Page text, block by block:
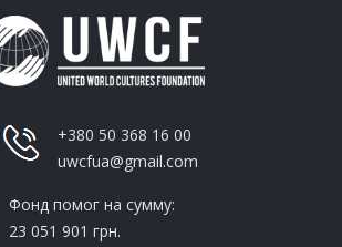
+380 50 368 16 00
uwcfua@gmail.com
Фонд помог на сумму:
23 051 901 грн.